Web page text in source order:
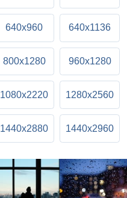
640x960 640x1136
800x1280 960x1280
1080x2220 1280x2560
1440x2880 1440x2960